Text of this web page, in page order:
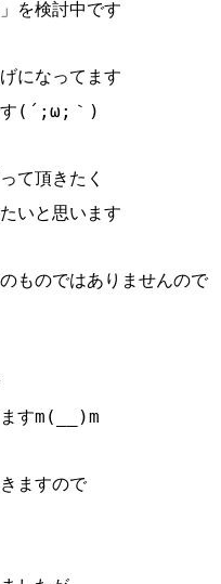
を検討中です
になってます
す(´;ω;｀)
て頂きたく
いと思います
ものではありませんので
すm(__)m
ますので